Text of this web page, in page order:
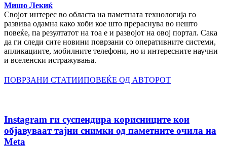
Мишо Лекиќ
Својот интерес во областа на паметната технологија го
развива одамна како хоби кое што прераснува во нешто
повеќе, па резултатот на тоа е и развојот на овој портал. Сака
да ги следи сите новини поврзани со оперативните системи,
апликациите, мобилните телефони, но и интересните научни
и вселенски истражувања.
ПОВРЗАНИ СТАТИИПОВЕЌЕ ОД АВТОРОТ
Instagram ги суспендира корисниците кои
објавуваат тајни снимки од паметните очила на
Meta